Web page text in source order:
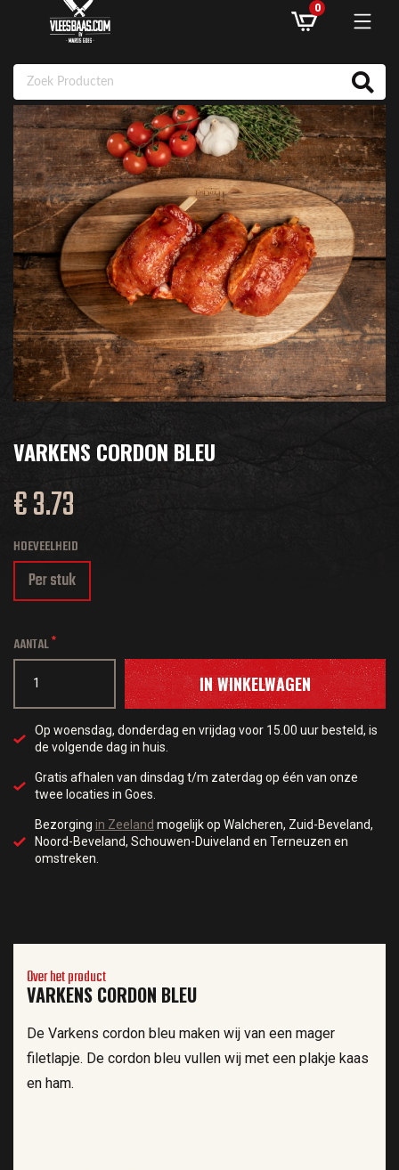
ASSORTIMENT
AANBIEDINGEN
RECEPTEN
KLANTENSERVICE
INLOGGEN
0
VARKENS CORDON BLEU
€ 3.73
HOEVEELHEID
Per stuk
AANTAL
IN WINKELWAGEN
Op woensdag, donderdag en vrijdag voor 15.00 uur besteld, is
de volgende dag in huis.
Gratis afhalen van dinsdag t/m zaterdag op één van onze
twee locaties in Goes.
Bezorging in Zeeland mogelijk op Walcheren, Zuid-Beveland,
Noord-Beveland, Schouwen-Duiveland en Terneuzen en
omstreken.
Over het product
VARKENS CORDON BLEU
De Varkens cordon bleu maken wij van een mager
filetlapje. De cordon bleu vullen wij met een plakje kaas
en ham.